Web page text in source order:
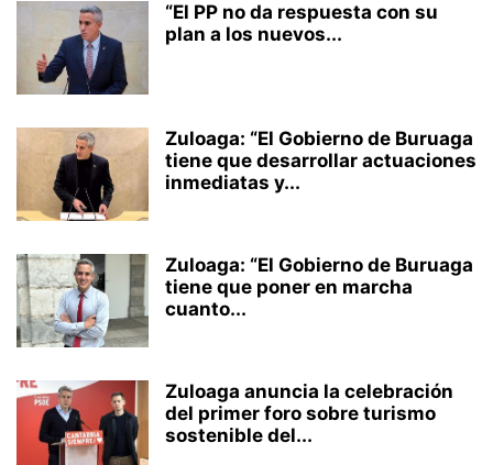
“El PP no da respuesta con su
plan a los nuevos...
Zuloaga: “El Gobierno de Buruaga
tiene que desarrollar actuaciones
inmediatas y...
Zuloaga: “El Gobierno de Buruaga
tiene que poner en marcha
cuanto...
Zuloaga anuncia la celebración
del primer foro sobre turismo
sostenible del...